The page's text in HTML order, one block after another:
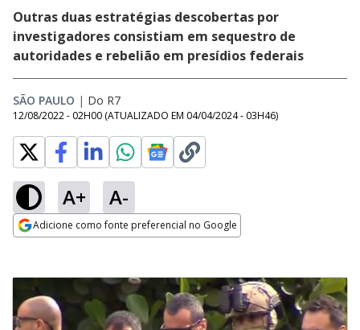
Outras duas estratégias descobertas por
investigadores consistiam em sequestro de
autoridades e rebelião em presídios federais
SÃO PAULO | Do R7
12/08/2022 - 02H00 (ATUALIZADO EM 04/04/2024 - 03H46)
A+ A-
Adicione como fonte preferencial no Google